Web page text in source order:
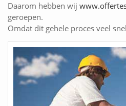
Daarom hebben wij
geroepen.
Omdat dit gehele proces veel